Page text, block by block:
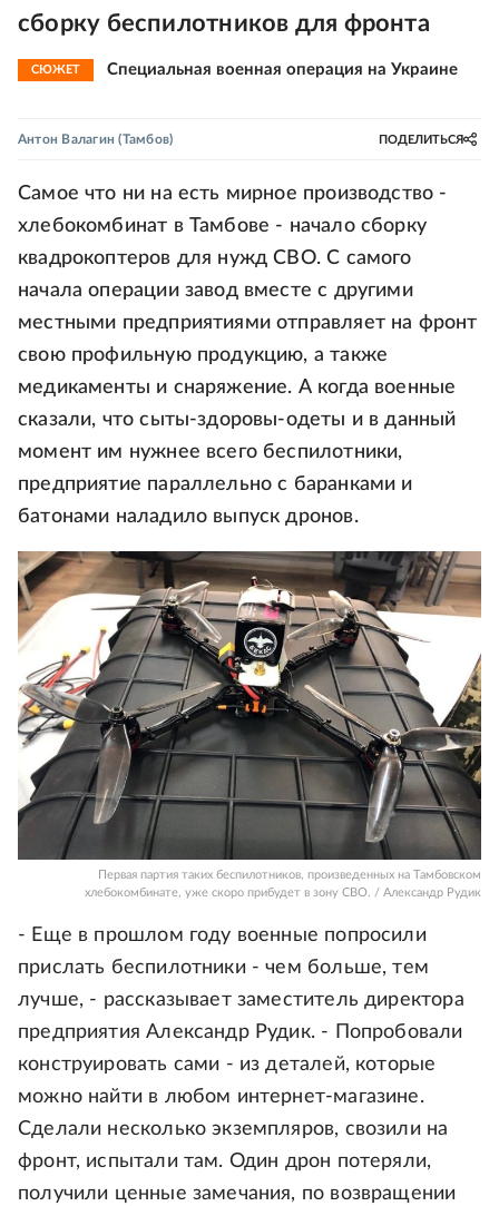
сборку беспилотников для фронта
СЮЖЕТ Специальная военная операция на Украине
Антон Валагин (Тамбов) ПОДЕЛИТЬСЯ
Самое что ни на есть мирное производство -
хлебокомбинат в Тамбове - начало сборку
квадрокоптеров для нужд СВО. С самого
начала операции завод вместе с другими
местными предприятиями отправляет на фронт
свою профильную продукцию, а также
медикаменты и снаряжение. А когда военные
сказали, что сыты-здоровы-одеты и в данный
момент им нужнее всего беспилотники,
предприятие параллельно с баранками и
батонами наладило выпуск дронов.
Первая партия таких беспилотников, произведенных на Тамбовском
хлебокомбинате, уже скоро прибудет в зону СВО. / Александр Рудик
- Еще в прошлом году военные попросили
прислать беспилотники - чем больше, тем
лучше, - рассказывает заместитель директора
предприятия Александр Рудик. - Попробовали
конструировать сами - из деталей, которые
можно найти в любом интернет-магазине.
Сделали несколько экземпляров, свозили на
фронт, испытали там. Один дрон потеряли,
получили ценные замечания, по возвращении